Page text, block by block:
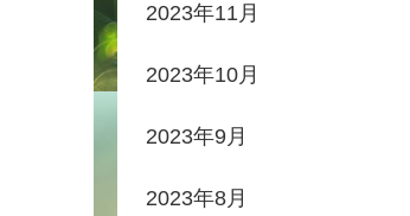
2023年11月
2023年10月
2023年9月
2023年8月